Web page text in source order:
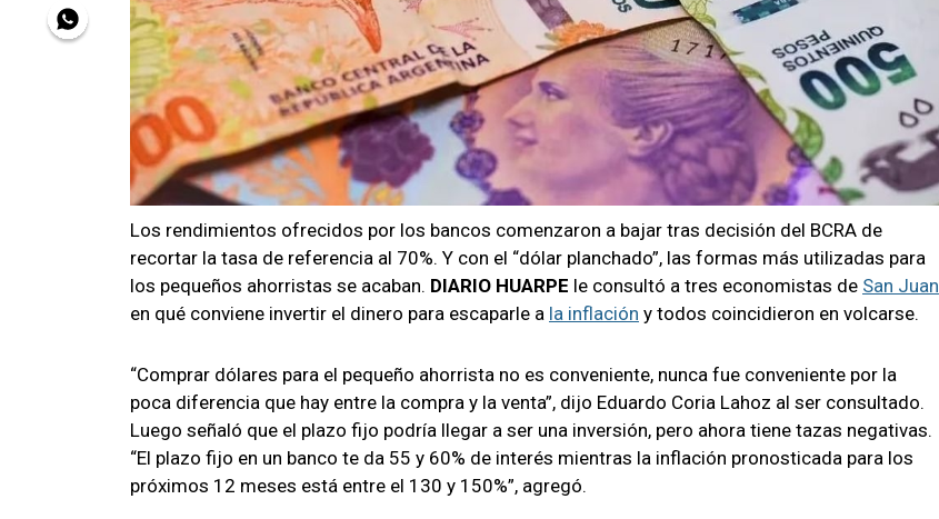
Los rendimientos ofrecidos por los bancos comenzaron a bajar tras decisión del BCRA de
recortar la tasa de referencia al 70%. Y con el “dólar planchado”, las formas más utilizadas para
los pequeños ahorristas se acaban. DIARIO HUARPE le consultó a tres economistas de San Juan
en qué conviene invertir el dinero para escaparle a la inflación y todos coincidieron en volcarse.
“Comprar dólares para el pequeño ahorrista no es conveniente, nunca fue conveniente por la
poca diferencia que hay entre la compra y la venta”, dijo Eduardo Coria Lahoz al ser consultado.
Luego señaló que el plazo fijo podría llegar a ser una inversión, pero ahora tiene tazas negativas.
“El plazo fijo en un banco te da 55 y 60% de interés mientras la inflación pronosticada para los
próximos 12 meses está entre el 130 y 150%”, agregó.